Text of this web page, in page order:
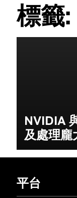
標籤:
NVIDIA
及處理龐
平台